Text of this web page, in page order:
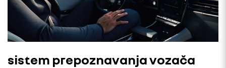
sistem prepoznavanja vozača